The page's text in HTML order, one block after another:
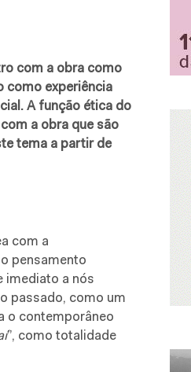
com a obra como
como experiência
A função ética do
a obra que são
tema a partir de
com a
pensamento
imediato a nós
passado, como um
o contemporâneo
”, como totalidade